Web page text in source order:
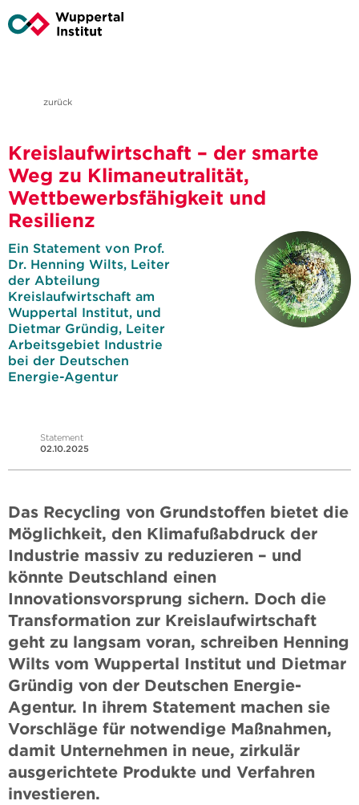
zurück
Kreislaufwirtschaft – der smarte
Weg zu Klimaneutralität,
Wettbewerbsfähigkeit und
Resilienz
Ein Statement von Prof.
Dr. Henning Wilts, Leiter
der Abteilung
Kreislaufwirtschaft am
Wuppertal Institut, und
Dietmar Gründig, Leiter
Arbeitsgebiet Industrie
bei der Deutschen
Energie-Agentur
Statement
02.10.2025
Das Recycling von Grundstoffen bietet die
Möglichkeit, den Klimafußabdruck der
Industrie massiv zu reduzieren – und
könnte Deutschland einen
Innovationsvorsprung sichern. Doch die
Transformation zur Kreislaufwirtschaft
geht zu langsam voran, schreiben Henning
Wilts vom Wuppertal Institut und Dietmar
Gründig von der Deutschen Energie-
Agentur. In ihrem Statement machen sie
Vorschläge für notwendige Maßnahmen,
damit Unternehmen in neue, zirkulär
ausgerichtete Produkte und Verfahren
investieren.